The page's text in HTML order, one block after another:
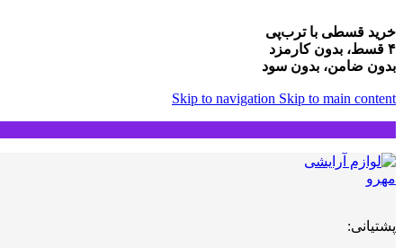
خرید قسطی با ترب‌پی
۴ قسط، بدون کارمزد
بدون ضامن، بدون سود
Skip to navigation Skip to main content
پشتیانی: